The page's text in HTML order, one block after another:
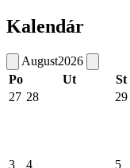
Kalendár
August2026
Po
Ut St
27 28 29
3 4 5